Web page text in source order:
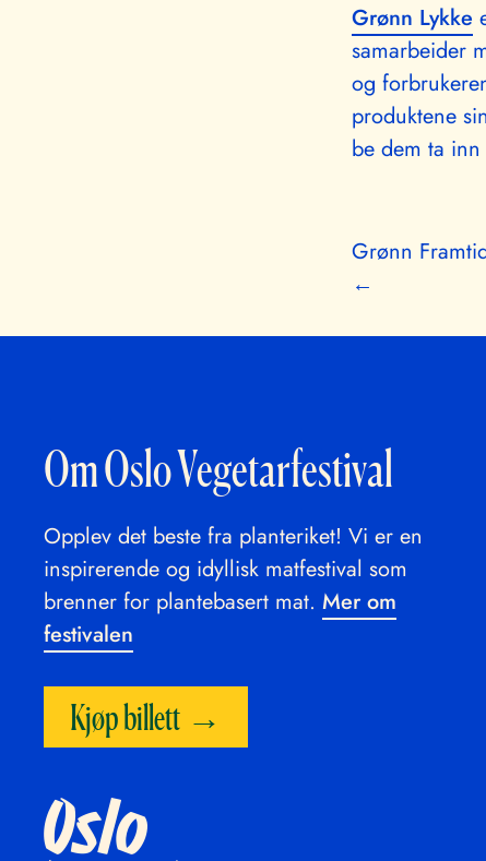
Grønn Lykke
samarbeider
og
produktene
be dem ta
Grønn
←
Om Oslo Vegetarfestival
Opplev det beste fra planteriket! Vi er en
inspirerende og idyllisk matfestival som
brenner for plantebasert mat. Mer om
festivalen
Kjøp billett
Oslo